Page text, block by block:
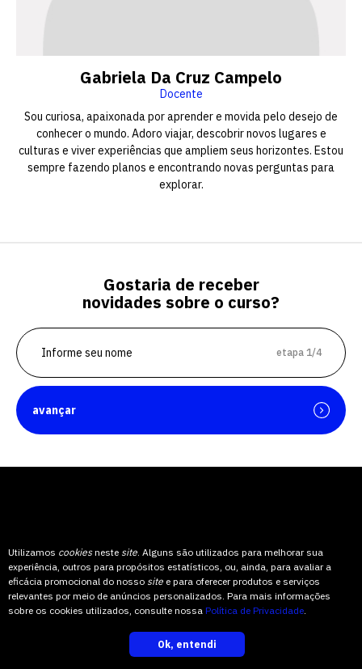
Utilizamos cookiesneste site. Alguns são utilizados para melhorar sua
experiência, outros para propósitos estatísticos, ou, ainda, para avaliar a
eficácia promocional do nosso site e para oferecer produtos e serviços
relevantes por meio de anúncios personalizados. Para mais informações
sobre os cookies utilizados, consulte nossa Política de Privacidade.
Ok, entendi
Gabriela Da Cruz Campelo
Docente
Sou curiosa, apaixonada por aprender e movida pelo desejo de
conhecer o mundo. Adoro viajar, descobrir novos lugares e
culturas e viver experiências que ampliem seus horizontes. Estou
sempre fazendo planos e encontrando novas perguntas para
explorar.
Gostaria de receber
novidades sobre o curso?
etapa 1/4
avançar
Conheçaa Univates
Conheça os nossos inúmeros laboratórios e passeie por nossas
salas temáticas. Venha conhecer toda a nossa estrutura com
uma visita guiada ou pelotour virtual .